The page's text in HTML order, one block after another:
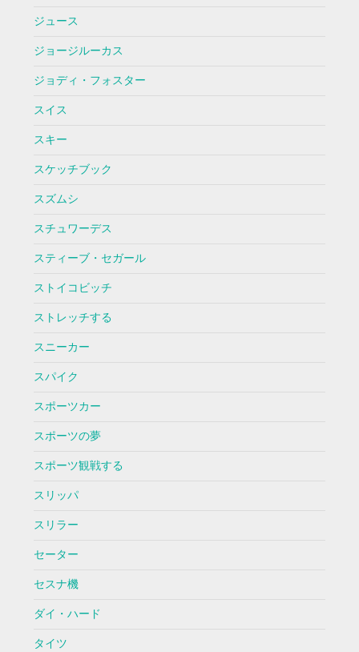
ジュース
ジョージルーカス
ジョディ・フォスター
スイス
スキー
スケッチブック
スズムシ
スチュワーデス
スティーブ・セガール
ストイコビッチ
ストレッチする
スニーカー
スパイク
スポーツカー
スポーツの夢
スポーツ観戦する
スリッパ
スリラー
セーター
セスナ機
ダイ・ハード
タイツ